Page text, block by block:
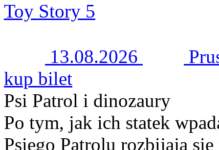
Toy Story 5
13.08.2026
kup bilet
Psi Patrol i dinozaury
Po tym, jak ich statek
Psiego Patrolu rozbijają